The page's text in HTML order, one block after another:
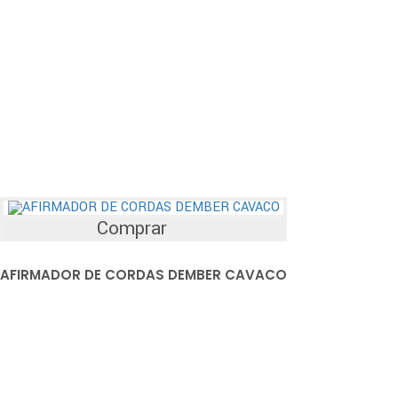
Comprar
AFIRMADOR DE CORDAS DEMBER CAVACO